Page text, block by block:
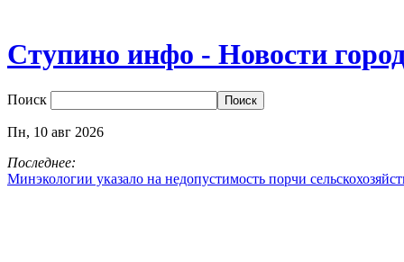
Ступино инфо - Новости
Поиск
Пн, 10 авг 2026
Последнее:
Минэкологии указало на недопустимость порчи